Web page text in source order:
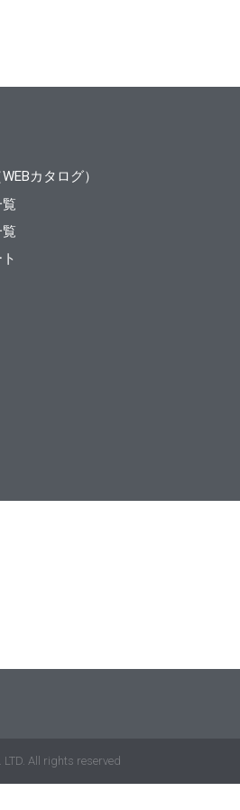
カタログ）
LTD. All rights reserved